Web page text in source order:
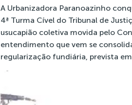
A Urbanizadora Paranoazinho
4ª Turma Cível do Tribunal de
usucapião coletiva movida pelo
entendimento que vem se
regularização fundiária, prevista